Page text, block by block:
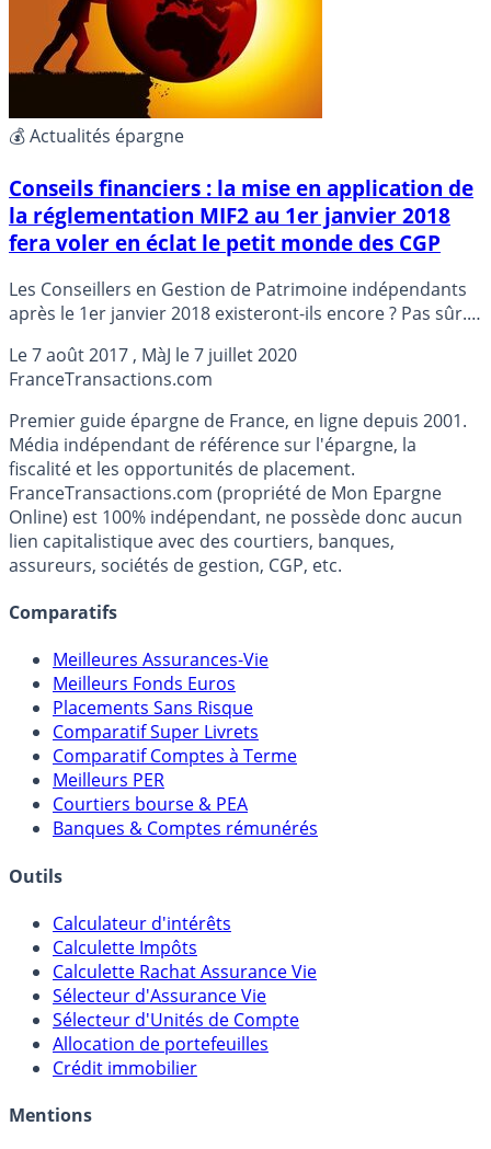
💰 Actualités épargne
Conseils financiers : la mise en application de
la réglementation MIF2 au 1er janvier 2018
fera voler en éclat le petit monde des CGP
Les Conseillers en Gestion de Patrimoine indépendants
après le 1er janvier 2018 existeront-ils encore ? Pas sûr. A
conseil en gestion de patrimoine et dès 2018, la
réglementation MIF2 devrait en faire considérablement
réduire le nombre.
Le7 août 2017 , MàJ le7 juillet 2020
FranceTransactions.com
Premier guide épargne de France, en ligne depuis 2001.
Média indépendant de référence sur l'épargne, la
fiscalité et les opportunités de placement.
FranceTransactions.com (propriété de Mon Epargne
Online) est 100% indépendant, ne possède donc aucun
lien capitalistique avec des courtiers, banques,
assureurs, sociétés de gestion, CGP, etc.
Comparatifs
Meilleures Assurances-Vie
Meilleurs Fonds Euros
Placements Sans Risque
Comparatif Super Livrets
Comparatif Comptes à Terme
Meilleurs PER
Courtiers bourse & PEA
Banques & Comptes rémunérés
Outils
Calculateur d'intérêts
Calculette Impôts
Calculette Rachat Assurance Vie
Sélecteur d'Assurance Vie
Sélecteur d'Unités de Compte
Allocation de portefeuilles
Crédit immobilier
Mentions